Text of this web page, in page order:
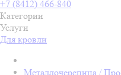
+7 (8412) 466-840
Категории
Услуги
Для кровли
Металлочерепица /